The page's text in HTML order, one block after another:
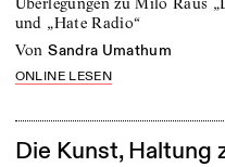
und „Hate Radio“
von Sandra Umathum
ONLINE LESEN
Die Kunst, Haltung